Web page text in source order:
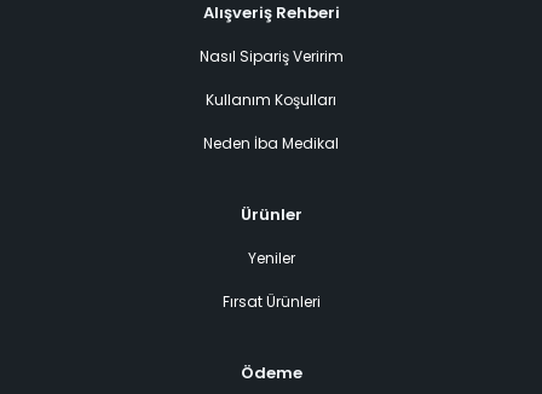
Alışveriş Rehberi
Nasıl Sipariş Veririm
Kullanım Koşulları
Neden İba Medikal
Ürünler
Yeniler
Fırsat Ürünleri
Ödeme